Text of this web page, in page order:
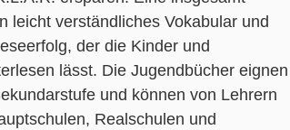
leicht verständliches Vokabular und
der die Kinder und
lässt. Die Jugendbücher eignen
und können von Lehrern
Realschulen und